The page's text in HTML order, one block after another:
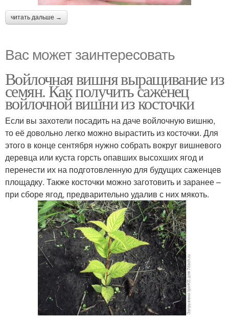
читать дальше →
Вас может заинтересовать
Войлочная вишня выращивание из
семян. Как получить саженец
войлочной вишни из косточки
Если вы захотели посадить на даче войлочную вишню,
то её довольно легко можно вырастить из косточки. Для
этого в конце сентября нужно собрать вокруг вишневого
деревца или куста горсть опавших высохших ягод и
перенести их на подготовленную для будущих саженцев
площадку. Также косточки можно заготовить и заранее –
при сборе ягод, предварительно удалив с них мякоть.